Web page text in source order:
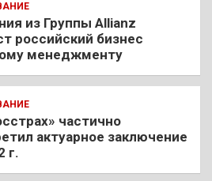
из Группы Allianz
российский бизнес
менеджменту
частично
актуарное заключение
г.